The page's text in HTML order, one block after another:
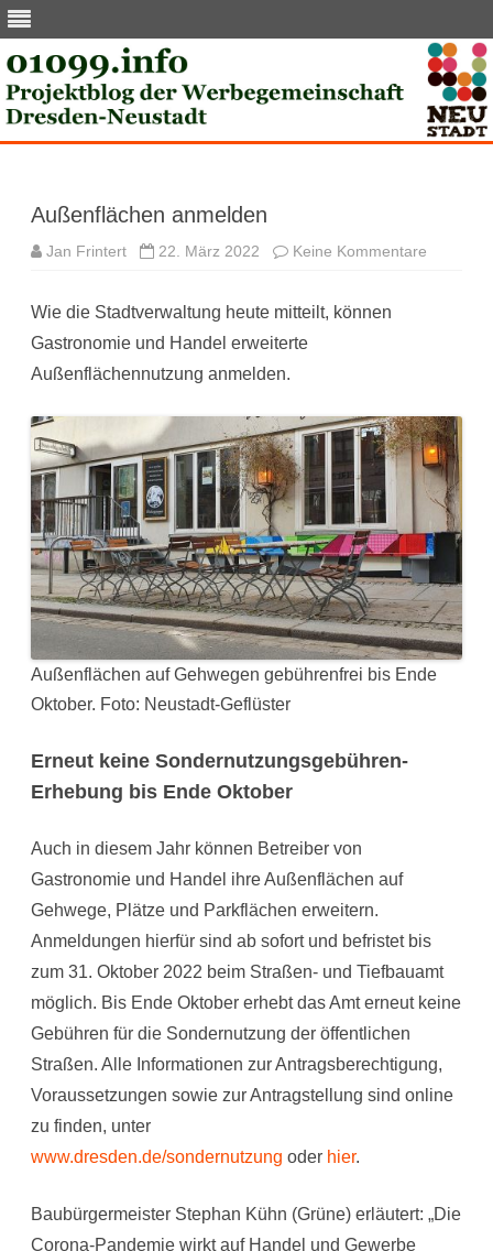
Außenflächen anmelden
Jan Frintert 22. März 2022 Keine Kommentare
Wie die Stadtverwaltung heute mitteilt, können
Gastronomie und Handel erweiterte
Außenflächennutzung anmelden.
Außenflächen auf Gehwegen gebührenfrei bis Ende
Oktober. Foto: Neustadt-Geflüster
Erneut keine Sondernutzungsgebühren-
Erhebung bis Ende Oktober
Auch in diesem Jahr können Betreiber von
Gastronomie und Handel ihre Außenflächen auf
Gehwege, Plätze und Parkflächen erweitern.
Anmeldungen hierfür sind ab sofort und befristet bis
zum 31. Oktober 2022 beim Straßen- und Tiefbauamt
möglich. Bis Ende Oktober erhebt das Amt erneut keine
Gebühren für die Sondernutzung der öffentlichen
Straßen. Alle Informationen zur Antragsberechtigung,
Voraussetzungen sowie zur Antragstellung sind online
zu finden, unter
www.dresden.de/sondernutzung oder hier.
Baubürgermeister Stephan Kühn (Grüne) erläutert: „Die
Corona-Pandemie wirkt auf Handel und Gewerbe